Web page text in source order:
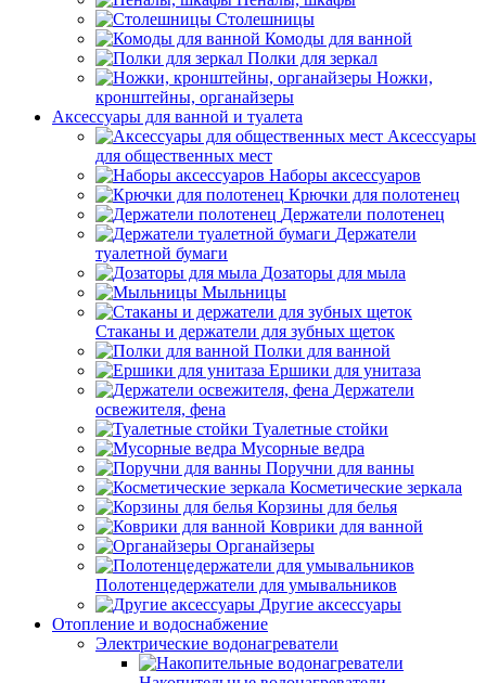
Столешницы
Комоды для ванной
Полки для зеркал
Ножки,
кронштейны, органайзеры
Аксессуары для ванной и туалета
Аксессуары
для общественных мест
Наборы аксессуаров
Крючки для полотенец
Держатели полотенец
Держатели
туалетной бумаги
Дозаторы для мыла
Мыльницы
Стаканы и держатели для зубных щеток
Полки для ванной
Ершики для унитаза
Держатели
освежителя, фена
Туалетные стойки
Мусорные ведра
Поручни для ванны
Косметические зеркала
Корзины для белья
Коврики для ванной
Органайзеры
Полотенцедержатели для умывальников
Другие аксессуары
Отопление и водоснабжение
Электрические водонагреватели